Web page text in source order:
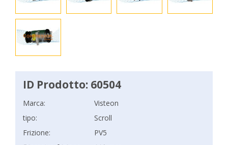
ID Prodotto: 60504
Marca:
Visteon
tipo:
Scroll
Frizione:
PV5